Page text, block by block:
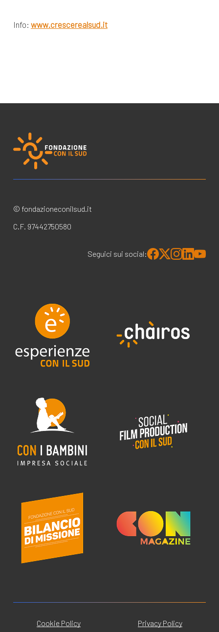
Info: www.crescerealsud.it
© fondazioneconilsud.it
C.F. 97442750580
Seguici sui social:
Cookie Policy Privacy Policy